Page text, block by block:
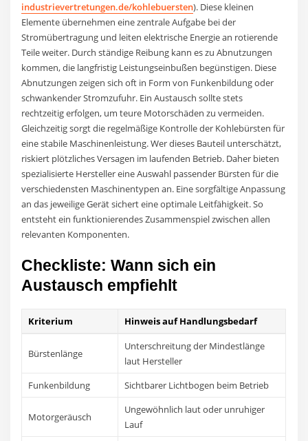
industrievertretungen.de/kohlebuersten). Diese kleinen
Elemente übernehmen eine zentrale Aufgabe bei der
Stromübertragung und leiten elektrische Energie an rotierende
Teile weiter. Durch ständige Reibung kann es zu Abnutzungen
kommen, die langfristig Leistungseinbußen begünstigen. Diese
Abnutzungen zeigen sich oft in Form von Funkenbildung oder
schwankender Stromzufuhr. Ein Austausch sollte stets
rechtzeitig erfolgen, um teure Motorschäden zu vermeiden.
Gleichzeitig sorgt die regelmäßige Kontrolle der Kohlebürsten für
eine stabile Maschinenleistung. Wer dieses Bauteil unterschätzt,
riskiert plötzliches Versagen im laufenden Betrieb. Daher bieten
spezialisierte Hersteller eine Auswahl passender Bürsten für die
verschiedensten Maschinentypen an. Eine sorgfältige Anpassung
an das jeweilige Gerät sichert eine optimale Leitfähigkeit. So
entsteht ein funktionierendes Zusammenspiel zwischen allen
relevanten Komponenten.
Checkliste: Wann sich ein
Austausch empfiehlt
Kriterium Hinweis auf Handlungsbedarf
Bürstenlänge
Unterschreitung der Mindestlänge
laut Hersteller
Funkenbildung
Sichtbarer Lichtbogen beim Betrieb
Motorgeräusch
Ungewöhnlich laut oder unruhiger
Lauf